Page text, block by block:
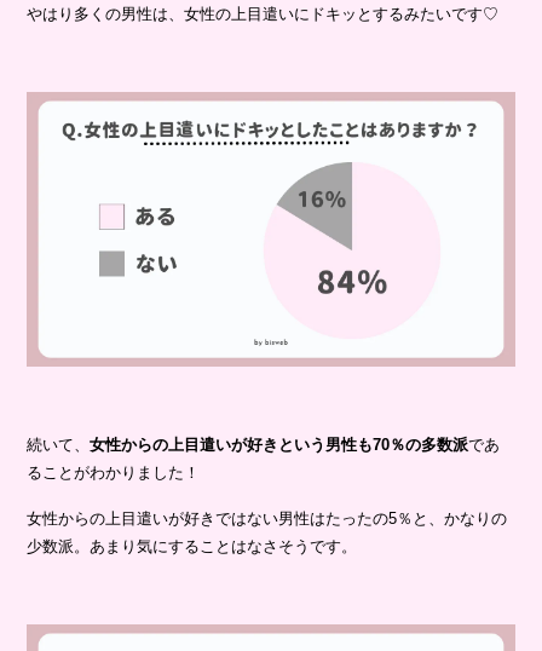
やはり多くの男性は、女性の上目遣いにドキッとするみたいです♡
続いて、女性からの上目遣いが好きという男性も70％の多数派であ
ることがわかりました！
女性からの上目遣いが好きではない男性はたったの5％と、かなりの
少数派。あまり気にすることはなさそうです。